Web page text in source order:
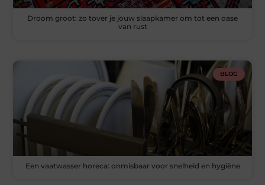
Droom groot: zo tover je jouw slaapkamer om tot een oase
van rust
BLOG
Een vaatwasser horeca: onmisbaar voor snelheid en hygiëne